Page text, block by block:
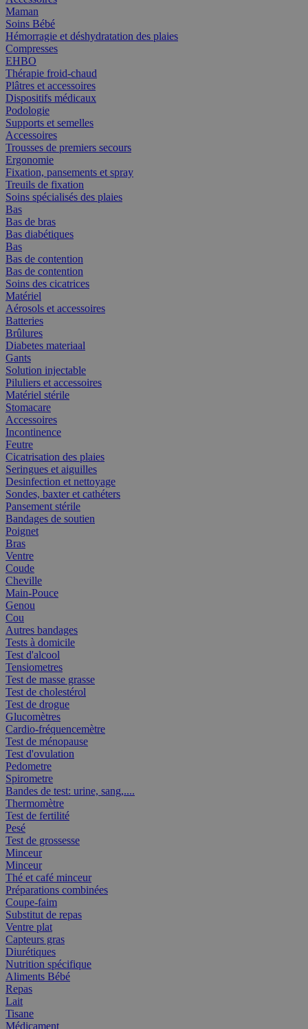
Maman
Soins Bébé
Hémorragie et déshydratation des plaies
Compresses
EHBO
Thérapie froid-chaud
Plâtres et accessoires
Dispositifs médicaux
Podologie
Supports et semelles
Accessoires
Trousses de premiers secours
Ergonomie
Fixation, pansements et spray
Treuils de fixation
Soins spécialisés des plaies
Bas
Bas de bras
Bas diabétiques
Bas
Bas de contention
Bas de contention
Soins des cicatrices
Matériel
Aérosols et accessoires
Batteries
Brûlures
Diabetes materiaal
Gants
Solution injectable
Piluliers et accessoires
Matériel stérile
Stomacare
Accessoires
Incontinence
Feutre
Cicatrisation des plaies
Seringues et aiguilles
Desinfection et nettoyage
Sondes, baxter et cathéters
Pansement stérile
Bandages de soutien
Poignet
Bras
Ventre
Coude
Cheville
Main-Pouce
Genou
Cou
Autres bandages
Tests à domicile
Test d'alcool
Tensiometres
Test de masse grasse
Test de cholestérol
Test de drogue
Glucomètres
Cardio-fréquencemètre
Test de ménopause
Test d'ovulation
Pedometre
Spirometre
Bandes de test: urine, sang,....
Thermomètre
Test de fertilité
Pesé
Test de grossesse
Minceur
Minceur
Thé et café minceur
Préparations combinées
Coupe-faim
Substitut de repas
Ventre plat
Capteurs gras
Diurétiques
Nutrition spécifique
Aliments Bébé
Repas
Lait
Tisane
Médicament